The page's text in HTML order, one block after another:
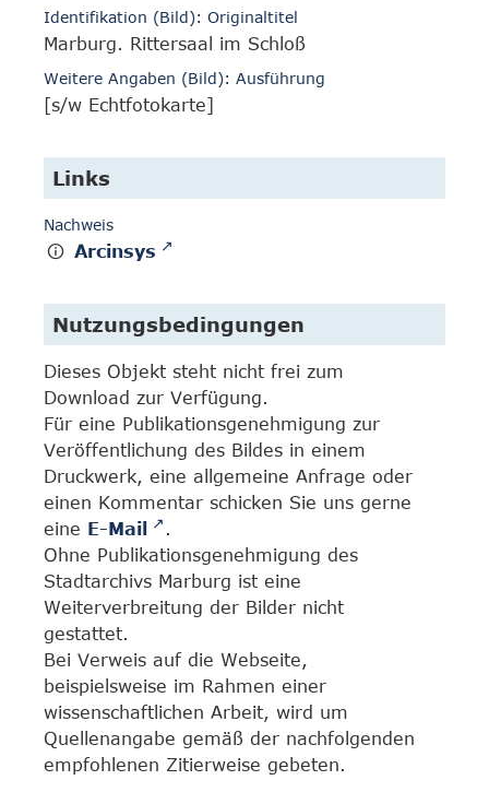
Identifikation (Bild): Originaltitel
Marburg. Rittersaal im Schloß
Weitere Angaben (Bild): Ausführung
[s/w Echtfotokarte]
Links
Nachweis
Arcinsys
Nutzungsbedingungen
Dieses Objekt steht nicht frei zum
Download zur Verfügung.
Für eine Publikationsgenehmigung zur
Veröffentlichung des Bildes in einem
Druckwerk, eine allgemeine Anfrage oder
einen Kommentar schicken Sie uns gerne
eine E-Mail
.
Ohne Publikationsgenehmigung des
Stadtarchivs Marburg ist eine
Weiterverbreitung der Bilder nicht
gestattet.
Bei Verweis auf die Webseite,
beispielsweise im Rahmen einer
wissenschaftlichen Arbeit, wird um
Quellenangabe gemäß der nachfolgenden
empfohlenen Zitierweise gebeten.